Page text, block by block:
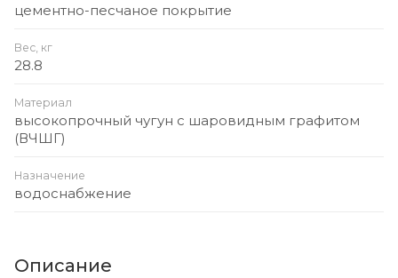
цементно-песчаное покрытие
Вес, кг
28.8
Материал
высокопрочный чугун с шаровидным графитом
(ВЧШГ)
Назначение
водоснабжение
Описание